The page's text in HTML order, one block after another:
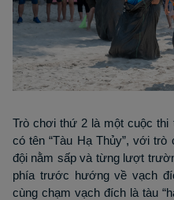
Trò chơi thứ 2 là một cuộc
có tên “Tàu Hạ Thủy”, với
đội nằm sấp và từng lượt
phía trước hướng về vạch
cùng chạm vạch đích là tàu